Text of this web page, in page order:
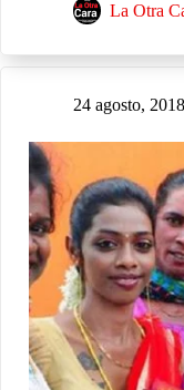
La Otra
24 agosto, 2018